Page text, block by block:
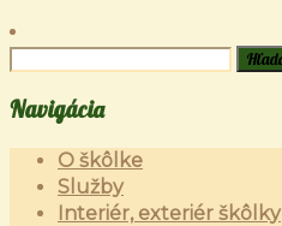
Navigácia
O škôlke
Služby
Interiér, exteriér škôlky